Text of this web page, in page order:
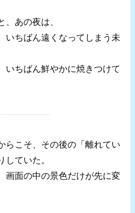
、あの夜は、
いちばん遠くなってしまう未
いちばん鮮やかに焼きつけて
らこそ、その後の「離れてい
していた。
画面の中の景色だけが先に変